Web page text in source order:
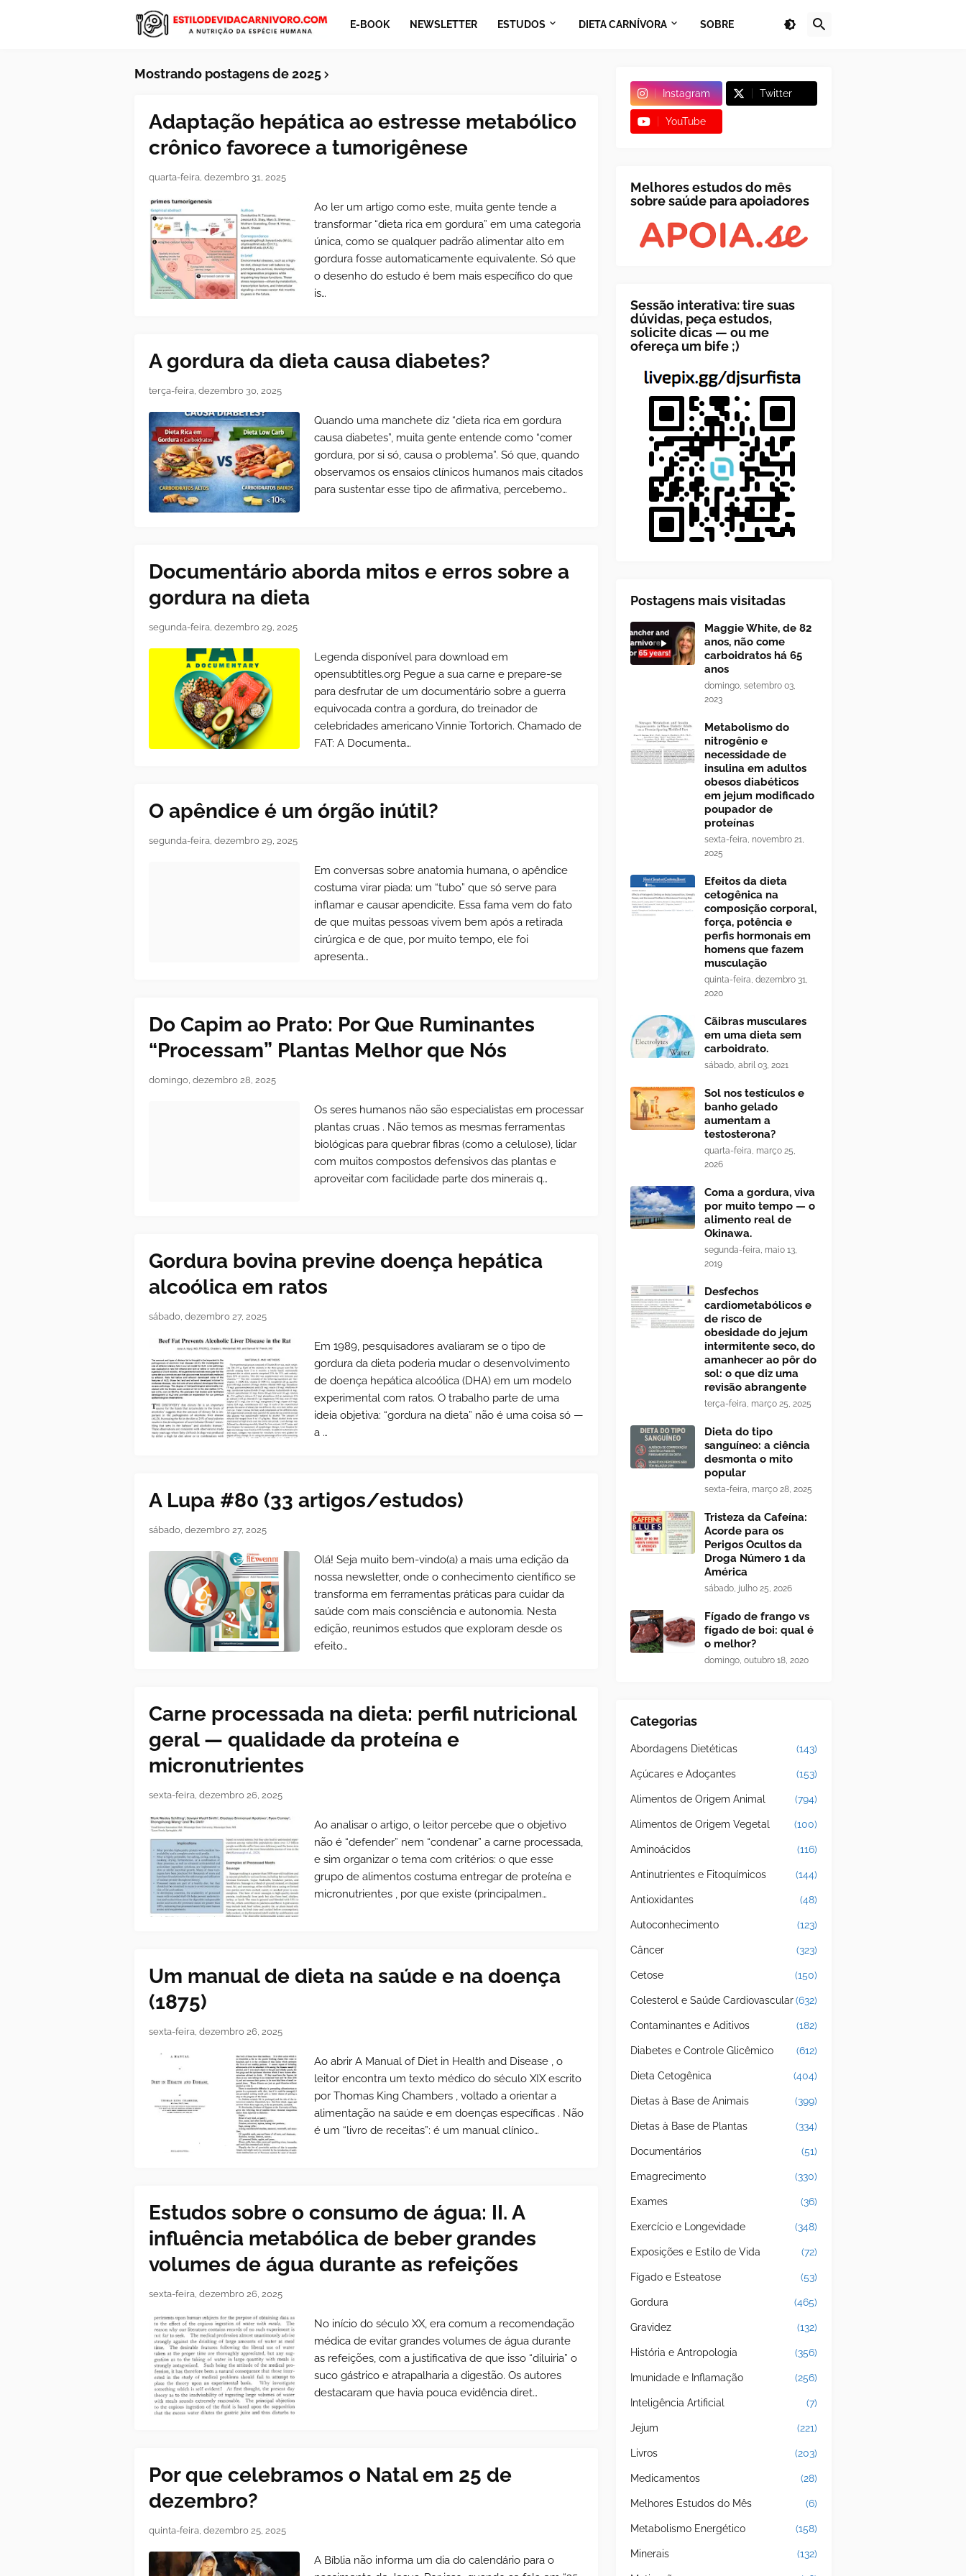
E-BOOK NEWSLETTER ESTUDOS DIETA CARNÍVORA SOBRE
Mostrando postagens de 2025
Adaptação hepática ao estresse metabólico
crônico favorece a tumorigênese
quarta-feira, dezembro 31, 2025
Ao ler um artigo como este, muita gente tende a
transformar “dieta rica em gordura” em uma categoria
única, como se qualquer padrão alimentar alto em
gordura fosse automaticamente equivalente. Só que
o desenho do estudo é bem mais específico do que
is…
A gordura da dieta causa diabetes?
terça-feira, dezembro 30, 2025
Quando uma manchete diz “dieta rica em gordura
causa diabetes”, muita gente entende como “comer
gordura, por si só, causa o problema”. Só que, quando
observamos os ensaios clínicos humanos mais citados
para sustentar esse tipo de afirmativa, percebemo…
Documentário aborda mitos e erros sobre a
gordura na dieta
segunda-feira, dezembro 29, 2025
Legenda disponível para download em
opensubtitles.org Pegue a sua carne e prepare-se
para desfrutar de um documentário sobre a guerra
equivocada contra a gordura, do treinador de
celebridades americano Vinnie Tortorich. Chamado de
FAT: A Documenta…
O apêndice é um órgão inútil?
segunda-feira, dezembro 29, 2025
Em conversas sobre anatomia humana, o apêndice
costuma virar piada: um “tubo” que só serve para
inflamar e causar apendicite. Essa fama vem do fato
de que muitas pessoas vivem bem após a retirada
cirúrgica e de que, por muito tempo, ele foi
apresenta…
Do Capim ao Prato: Por Que Ruminantes
“Processam” Plantas Melhor que Nós
domingo, dezembro 28, 2025
Os seres humanos não são especialistas em processar
plantas cruas . Não temos as mesmas ferramentas
biológicas para quebrar fibras (como a celulose), lidar
com muitos compostos defensivos das plantas e
aproveitar com facilidade parte dos minerais q…
Gordura bovina previne doença hepática
alcoólica em ratos
sábado, dezembro 27, 2025
Em 1989, pesquisadores avaliaram se o tipo de
gordura da dieta poderia mudar o desenvolvimento
de doença hepática alcoólica (DHA) em um modelo
experimental com ratos. O trabalho parte de uma
ideia objetiva: “gordura na dieta” não é uma coisa só —
a …
A Lupa #80 (33 artigos/estudos)
sábado, dezembro 27, 2025
Olá! Seja muito bem-vindo(a) a mais uma edição da
nossa newsletter, onde o conhecimento científico se
transforma em ferramentas práticas para cuidar da
saúde com mais consciência e autonomia. Nesta
edição, reunimos estudos que exploram desde os
efeito…
Carne processada na dieta: perfil nutricional
geral — qualidade da proteína e
micronutrientes
sexta-feira, dezembro 26, 2025
Ao analisar o artigo, o leitor percebe que o objetivo
não é “defender” nem “condenar” a carne processada,
e sim organizar o tema com critérios: o que esse
grupo de alimentos costuma entregar de proteína e
micronutrientes , por que existe (principalmen…
Um manual de dieta na saúde e na doença
(1875)
sexta-feira, dezembro 26, 2025
Ao abrir A Manual of Diet in Health and Disease , o
leitor encontra um texto médico do século XIX escrito
por Thomas King Chambers , voltado a orientar a
alimentação na saúde e em doenças específicas . Não
é um “livro de receitas”: é um manual clínico…
Estudos sobre o consumo de água: II. A
influência metabólica de beber grandes
volumes de água durante as refeições
sexta-feira, dezembro 26, 2025
No início do século XX, era comum a recomendação
médica de evitar grandes volumes de água durante
as refeições, com a justificativa de que isso “diluiria” o
suco gástrico e atrapalharia a digestão. Os autores
destacaram que havia pouca evidência diret…
Por que celebramos o Natal em 25 de
dezembro?
quinta-feira, dezembro 25, 2025
A Bíblia não informa um dia do calendário para o
Instagram Twitter
YouTube
Melhores estudos do mês
sobre saúde para apoiadores
Sessão interativa: tire suas
dúvidas, peça estudos,
solicite dicas — ou me
ofereça um bife ;)
Postagens mais visitadas
Maggie White, de 82
anos, não come
carboidratos há 65
anos
domingo, setembro 03,
2023
Metabolismo do
nitrogênio e
necessidade de
insulina em adultos
obesos diabéticos
em jejum modificado
poupador de
proteínas
sexta-feira, novembro 21,
2025
Efeitos da dieta
cetogênica na
composição corporal,
força, potência e
perfis hormonais em
homens que fazem
musculação
quinta-feira, dezembro 31,
2020
Cãibras musculares
em uma dieta sem
carboidrato.
sábado, abril 03, 2021
Sol nos testículos e
banho gelado
aumentam a
testosterona?
quarta-feira, março 25,
2026
Coma a gordura, viva
por muito tempo — o
alimento real de
Okinawa.
segunda-feira, maio 13,
2019
Desfechos
cardiometabólicos e
de risco de
obesidade do jejum
intermitente seco, do
amanhecer ao pôr do
sol: o que diz uma
revisão abrangente
terça-feira, março 25, 2025
Dieta do tipo
sanguíneo: a ciência
desmonta o mito
popular
sexta-feira, março 28, 2025
Tristeza da Cafeína:
Acorde para os
Perigos Ocultos da
Droga Número 1 da
América
sábado, julho 25, 2026
Fígado de frango vs
fígado de boi: qual é
o melhor?
domingo, outubro 18, 2020
Categorias
Abordagens Dietéticas (143)
Açúcares e Adoçantes (153)
Alimentos de Origem Animal (794)
Alimentos de Origem Vegetal (100)
Aminoácidos (116)
Antinutrientes e Fitoquímicos (144)
Antioxidantes (48)
Autoconhecimento (123)
Câncer (323)
Cetose (150)
Colesterol e Saúde Cardiovascular(632)
Contaminantes e Aditivos (182)
Diabetes e Controle Glicêmico (612)
Dieta Cetogênica (404)
Dietas à Base de Animais (399)
Dietas à Base de Plantas (334)
Documentários (51)
Emagrecimento (330)
Exames (36)
Exercício e Longevidade (348)
Exposições e Estilo de Vida (72)
Fígado e Esteatose (53)
Gordura (465)
Gravidez (132)
História e Antropologia (356)
Imunidade e Inflamação (256)
Inteligência Artificial (7)
Jejum (221)
Livros (203)
Medicamentos (28)
Melhores Estudos do Mês (6)
Metabolismo Energético (158)
Minerais (132)